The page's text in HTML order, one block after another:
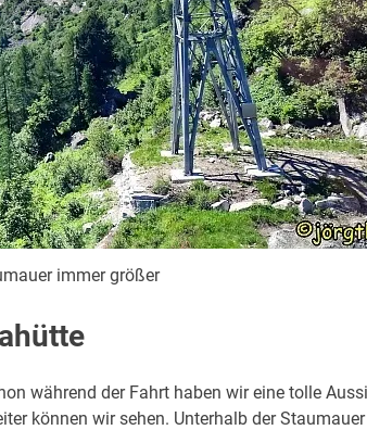
immer größer
während der Fahrt haben wir eine tolle
können wir sehen. Unterhalb der